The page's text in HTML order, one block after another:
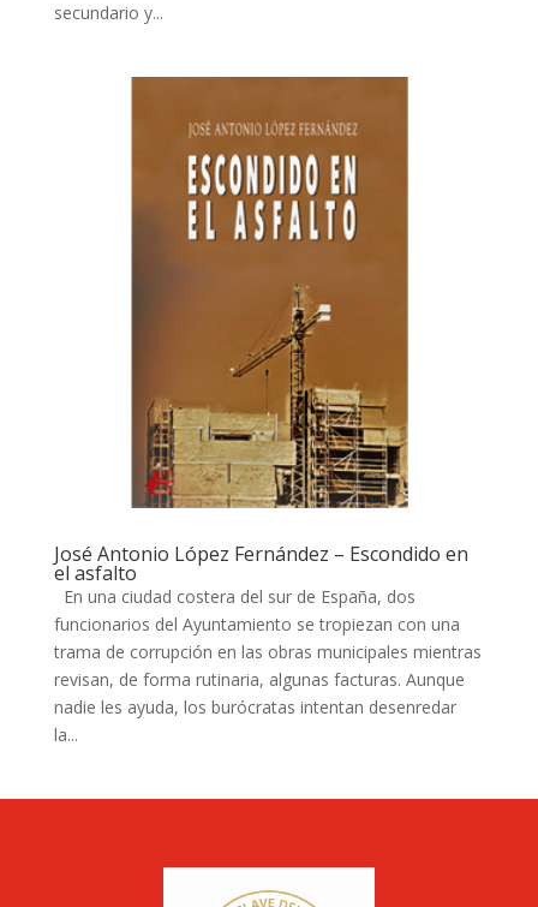
secundario y...
José Antonio López Fernández – Escondido en
el asfalto
En una ciudad costera del sur de España, dos
funcionarios del Ayuntamiento se tropiezan con una
trama de corrupción en las obras municipales mientras
revisan, de forma rutinaria, algunas facturas. Aunque
nadie les ayuda, los burócratas intentan desenredar
la...